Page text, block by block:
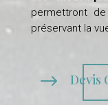
permettront
préservant la
$ Devis